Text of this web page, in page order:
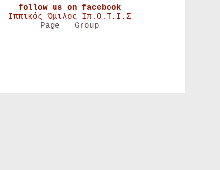
follow us on facebook
Ιππικός Όμιλος Ιπ.Ο.Τ.Ι.Σ
Page
Group